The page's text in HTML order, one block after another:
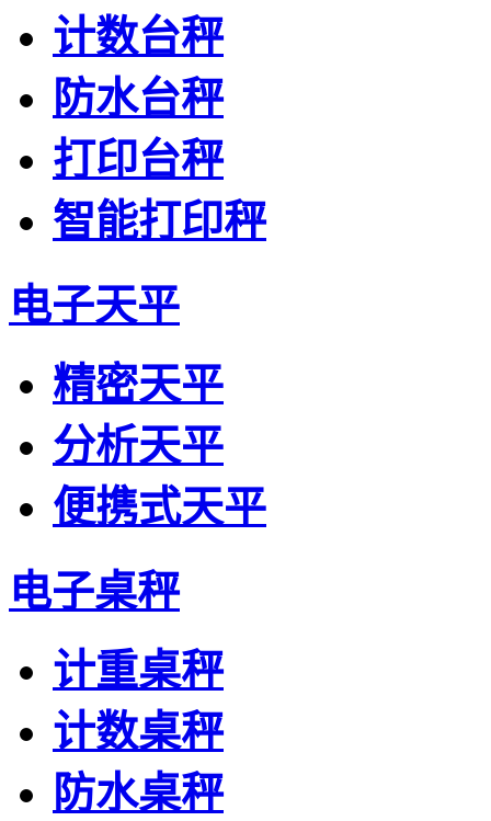
计数台秤
防水台秤
打印台秤
智能打印秤
电子天平
精密天平
分析天平
便携式天平
电子桌秤
计重桌秤
计数桌秤
防水桌秤